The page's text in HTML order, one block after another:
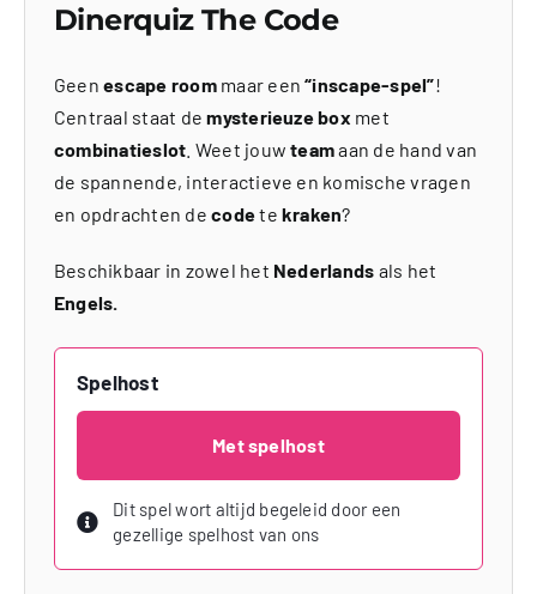
Dinerquiz The Code
Geenescape roommaar een“inscape-spel”!
Centraal staat demysterieuze box met
combinatieslot . Weet jouwteamaan de hand van
de spannende, interactieve en komische vragen
en opdrachten decodetekraken?
Beschikbaar in zowel het Nederlands als het
Engels.
Spelhost
Met spelhost
Dit spel wort altijd begeleid door een
gezellige spelhost van ons